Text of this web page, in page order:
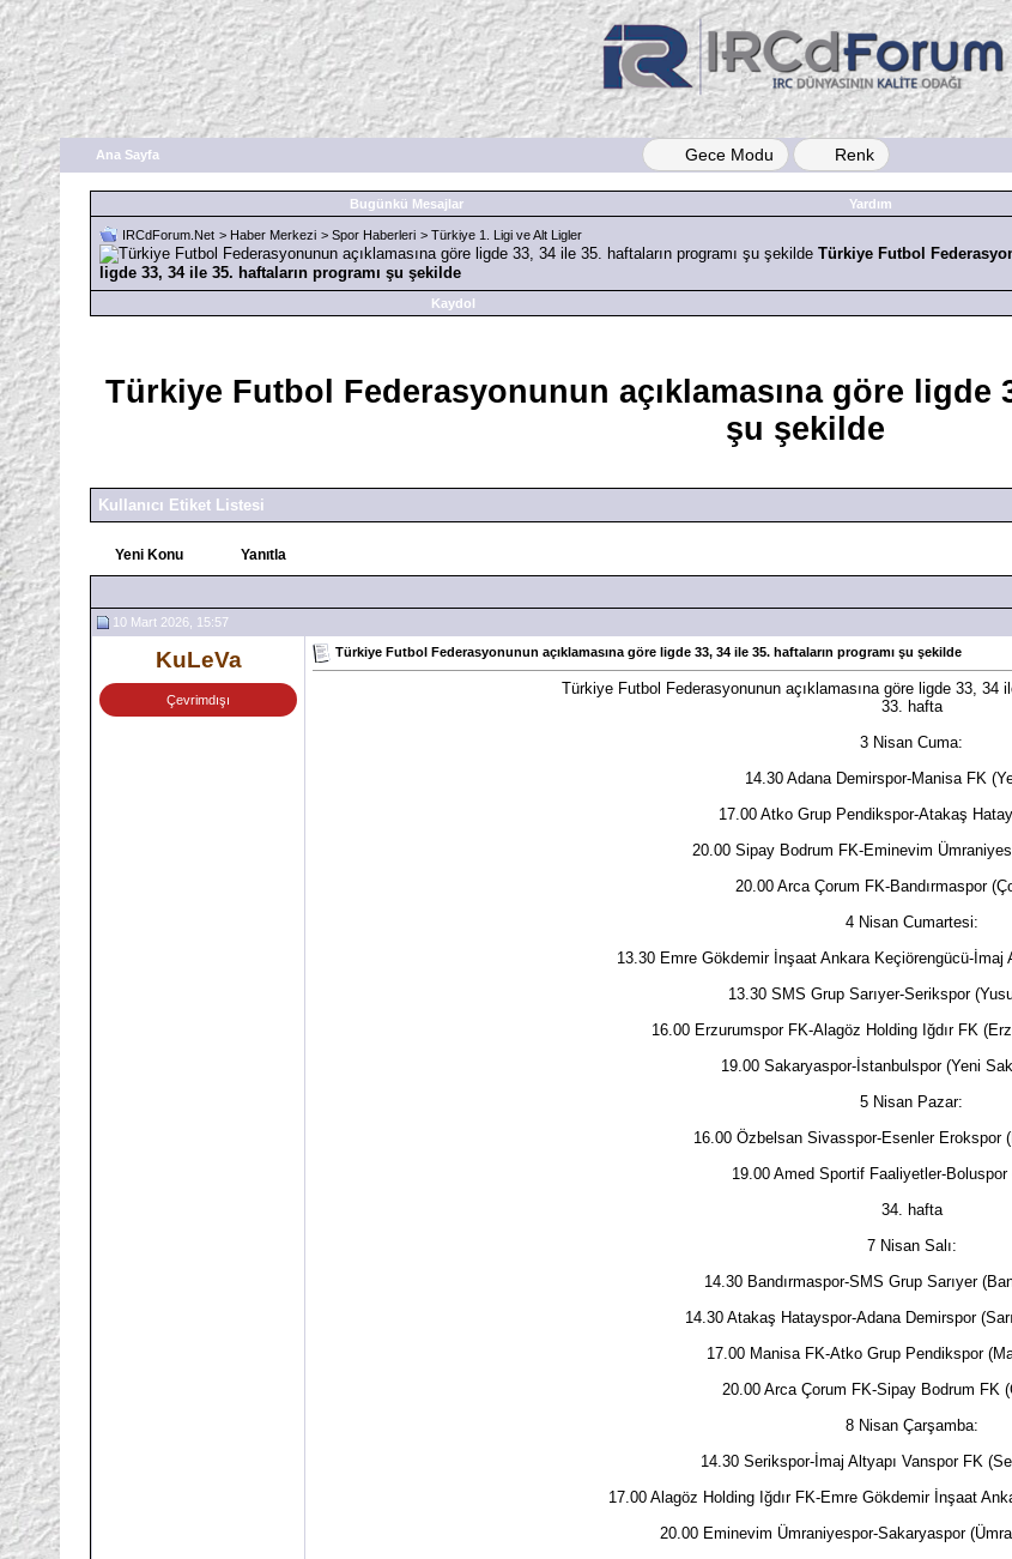
Ana Sayfa Gece Modu Renk
Bugünkü Mesajlar Yardım
IRCdForum.Net > Haber Merkezi > Spor Haberleri > Türkiye 1. Ligi ve Alt Ligler
Türkiye Futbol
ligde 33, 34 ile 35. haftaların programı şu şekilde
Kaydol
Türkiye Futbol Federasyonunun açıklamasına göre ligde
şu şekilde
Kullanıcı Etiket Listesi
Yeni Konu Yanıtla
10 Mart 2026, 15:57
KuLeVa
Çevrimdışı
Türkiye Futbol Federasyonunun açıklamasına göre ligde 33, 34 ile 35. haftaların programı şu şekilde
Türkiye Futbol Federasyonunun açıklamasına göre ligde 33, 34
33. hafta
3 Nisan Cuma:
14.30 Adana Demirspor-Manisa FK
17.00 Atko Grup Pendikspor-Atakaş
20.00 Sipay Bodrum FK-Eminevim
20.00 Arca Çorum FK-Bandırmaspor
4 Nisan Cumartesi:
13.30 Emre Gökdemir İnşaat Ankara Keçiörengücü-İmaj
13.30 SMS Grup Sarıyer-Serikspor
16.00 Erzurumspor FK-Alagöz Holding Iğdır FK
19.00 Sakaryaspor-İstanbulspor (Yeni
5 Nisan Pazar:
16.00 Özbelsan Sivasspor-Esenler Erokspor
19.00 Amed Sportif Faaliyetler-Boluspor
34. hafta
7 Nisan Salı:
14.30 Bandırmaspor-SMS Grup Sarıyer
14.30 Atakaş Hatayspor-Adana Demirspor
17.00 Manisa FK-Atko Grup Pendikspor
20.00 Arca Çorum FK-Sipay Bodrum FK
8 Nisan Çarşamba:
14.30 Serikspor-İmaj Altyapı Vanspor FK
17.00 Alagöz Holding Iğdır FK-Emre Gökdemir İnşaat
20.00 Eminevim Ümraniyespor-Sakaryaspor